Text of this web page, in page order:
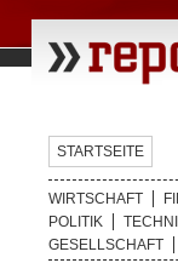
STARTSEITE
WIRTSCHAFT
POLITIK
GESELLSCHAFT